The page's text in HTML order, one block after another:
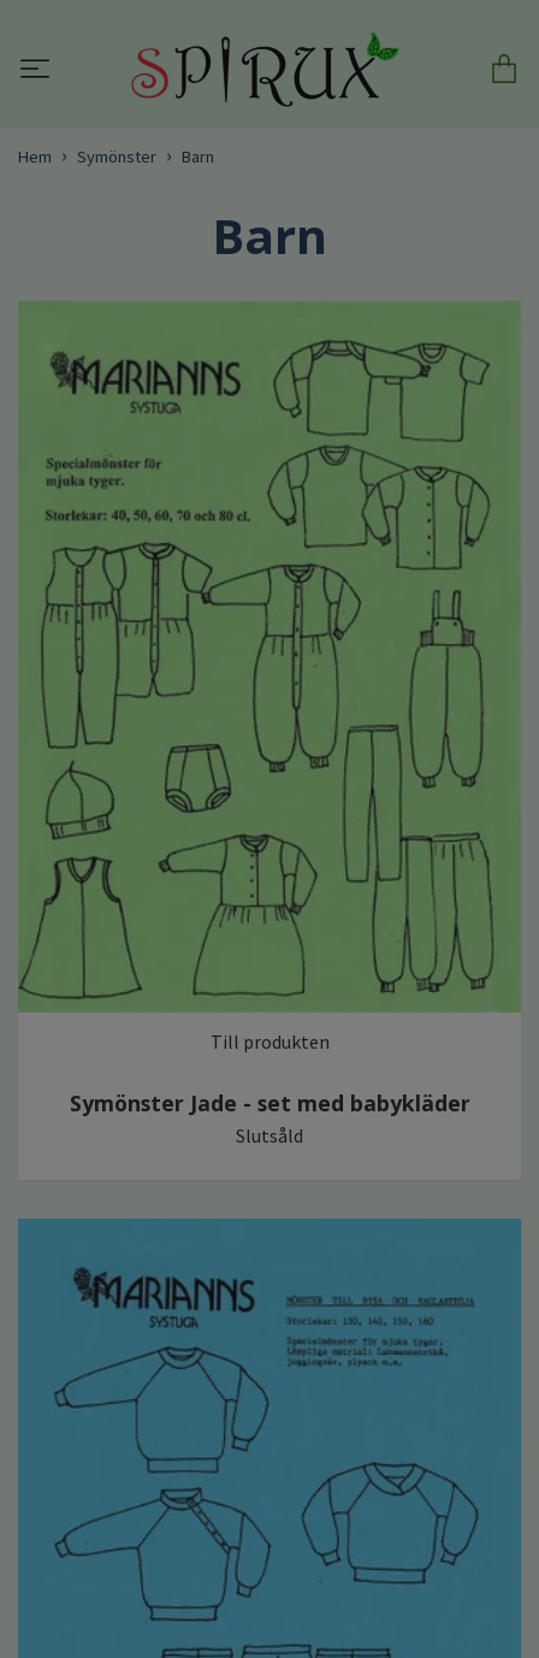
Hem Symönster Barn
Barn
Till produkten
Symönster Jade - set med babykläder
Slutsåld